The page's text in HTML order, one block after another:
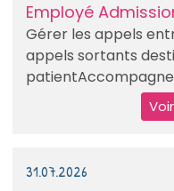
Employé
Gérer les appels
appels sortants
31.07.2026